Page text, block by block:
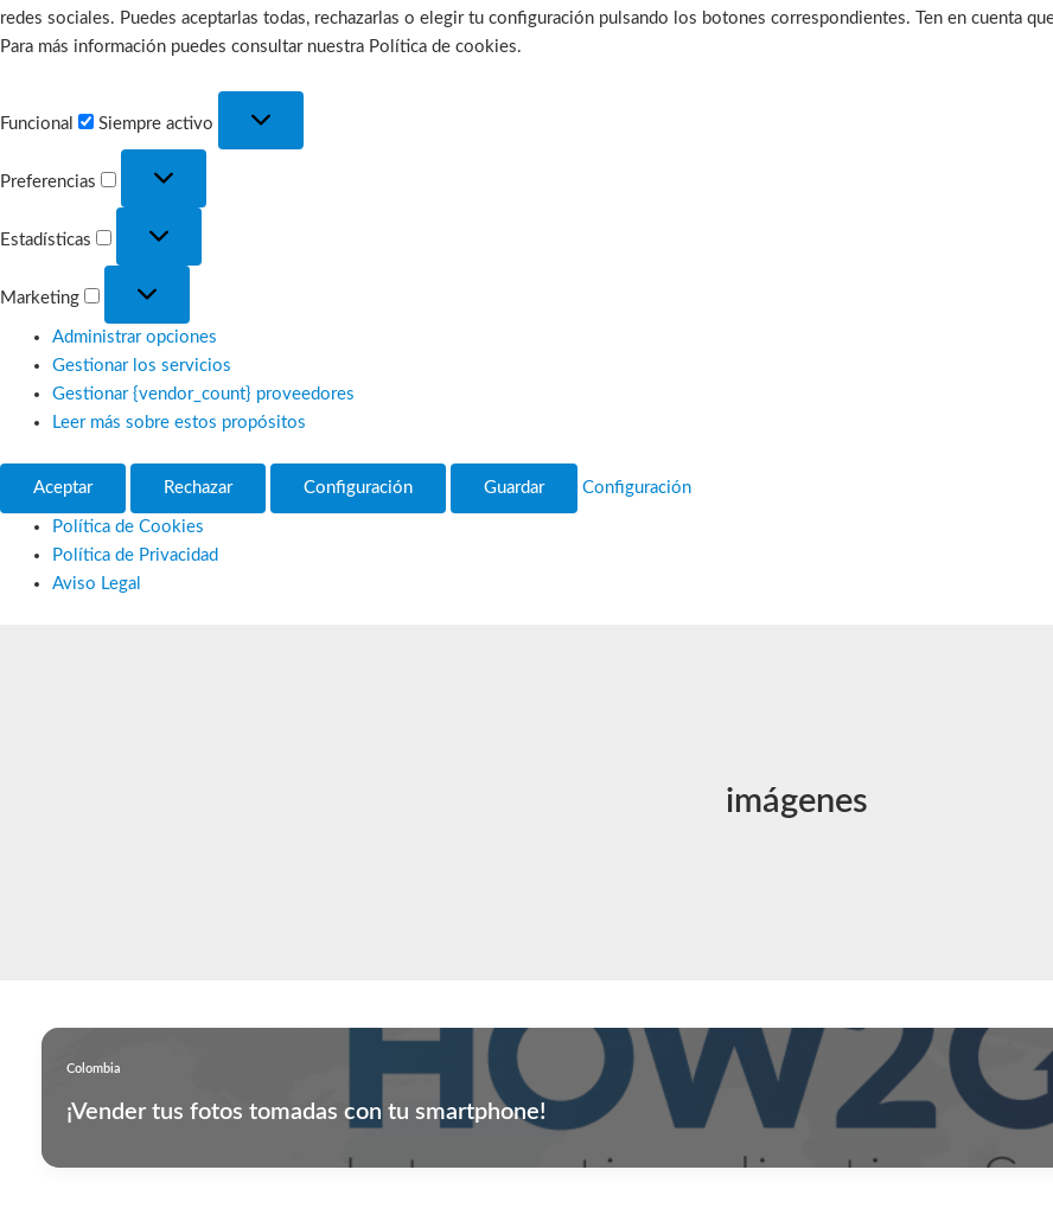
redes sociales. Puedes aceptarlas todas, rechazarlas o elegir tu configuración pulsando los botones correspondientes. Ten en cuenta
Para más información puedes consultar nuestra Política de cookies.
Funcional Siempre activo
Preferencias
Estadísticas
Marketing
Administrar opciones
Gestionar los servicios
Gestionar {vendor_count} proveedores
Leer más sobre estos propósitos
Aceptar Rechazar Configuración Guardar Configuración
Política de Cookies
Política de Privacidad
Aviso Legal
imágenes
Colombia
¡Vender tus fotos tomadas con tu smartphone!